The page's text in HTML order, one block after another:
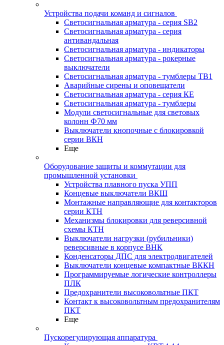
Устройства подачи команд и сигналов
Светосигнальная арматура - серия SB2
Светосигнальная арматура - серия
антивандальная
Светосигнальная арматура - индикаторы
Светосигнальная арматура - рокерные
выключатели
Светосигнальная арматура - тумблеры ТВ1
Аварийные сирены и оповещатели
Светосигнальная арматура - серия КЕ
Светосигнальная арматура - тумблеры
Модули светосигнальные для световых
колонн Ф70 мм
Выключатели кнопочные с блокировкой
серии ВКН
Еще
Оборудование защиты и коммутации для
промышленной установки
Устройства плавного пуска УПП
Концевые выключатели ВКШ
Монтажные направляющие для контакторов
серии КТН
Механизмы блокировки для реверсивной
схемы КТН
Выключатели нагрузки (рубильники)
реверсивные в корпусе ВНК
Конденсаторы ДПС для электродвигателей
Выключатели концевые компактные ВККН
Программируемые логические контроллеры
ПЛК
Предохранители высоковольтные ПКТ
Контакт к высоковольтным предохранителям
ПКТ
Еще
Пускорегулирующая аппаратура